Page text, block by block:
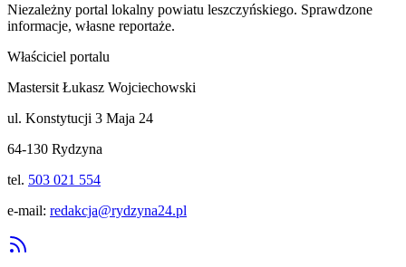
Niezależny portal lokalny powiatu leszczyńskiego. Sprawdzone
informacje, własne reportaże.
Właściciel portalu
Mastersit Łukasz Wojciechowski
ul. Konstytucji 3 Maja 24
64-130 Rydzyna
tel. 503 021 554
e-mail: redakcja@rydzyna24.pl